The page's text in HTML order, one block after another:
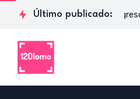
Último publicado:
se toca El regreso de las